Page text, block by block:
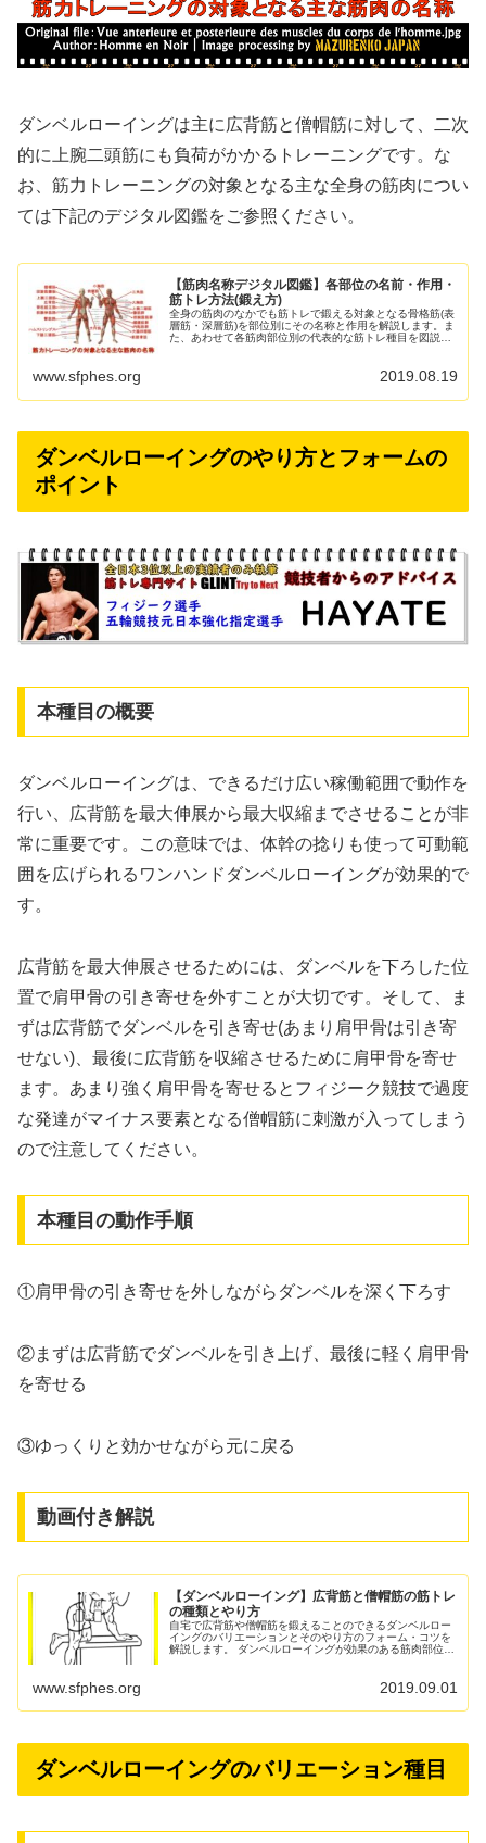
ダンベルローイングは主に広背筋と僧帽筋に対して、二次
的に上腕二頭筋にも負荷がかかるトレーニングです。な
お、筋力トレーニングの対象となる主な全身の筋肉につい
ては下記のデジタル図鑑をご参照ください。
【筋肉名称デジタル図鑑】各部位の名前・作用・
筋トレ方法(鍛え方)
全身の筋肉のなかでも筋トレで鍛える対象となる骨格筋(表
層筋・深層筋)を部位別にその名称と作用を解説します。ま
た、あわせて各筋肉部位別の代表的な筋トレ種目を図説す
www.sfphes.org 2019.08.19
ダンベルローイングのやり方とフォームの
ポイント
本種目の概要
ダンベルローイングは、できるだけ広い稼働範囲で動作を
行い、広背筋を最大伸展から最大収縮までさせることが非
常に重要です。この意味では、体幹の捻りも使って可動範
囲を広げられるワンハンドダンベルローイングが効果的で
す。
広背筋を最大伸展させるためには、ダンベルを下ろした位
置で肩甲骨の引き寄せを外すことが大切です。そして、ま
ずは広背筋でダンベルを引き寄せ(あまり肩甲骨は引き寄
せない)、最後に広背筋を収縮させるために肩甲骨を寄せ
ます。あまり強く肩甲骨を寄せるとフィジーク競技で過度
な発達がマイナス要素となる僧帽筋に刺激が入ってしまう
ので注意してください。
本種目の動作手順
①肩甲骨の引き寄せを外しながらダンベルを深く下ろす
②まずは広背筋でダンベルを引き上げ、最後に軽く肩甲骨
を寄せる
③ゆっくりと効かせながら元に戻る
動画付き解説
【ダンベルローイング】広背筋と僧帽筋の筋トレ
の種類とやり方
自宅で広背筋や僧帽筋を鍛えることのできるダンベルロー
イングのバリエーションとそのやり方のフォーム・コツを
解説します。 ダンベルローイングが効果のある筋肉部位
www.sfphes.org 2019.09.01
ダンベルローイングのバリエーション種目